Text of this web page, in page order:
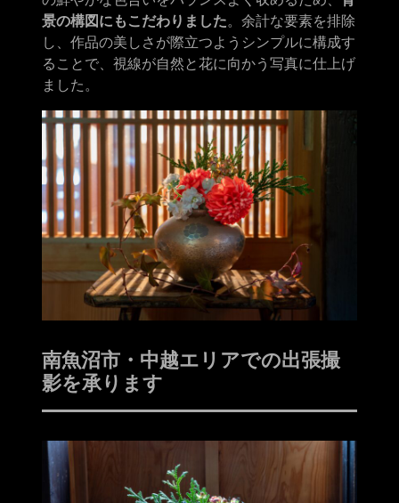
景の構図にもこだわりました。余計な要素を排除
し、作品の美しさが際立つようシンプルに構成す
ることで、視線が自然と花に向かう写真に仕上げ
ました。
南魚沼市・中越エリアでの出張撮
影を承ります